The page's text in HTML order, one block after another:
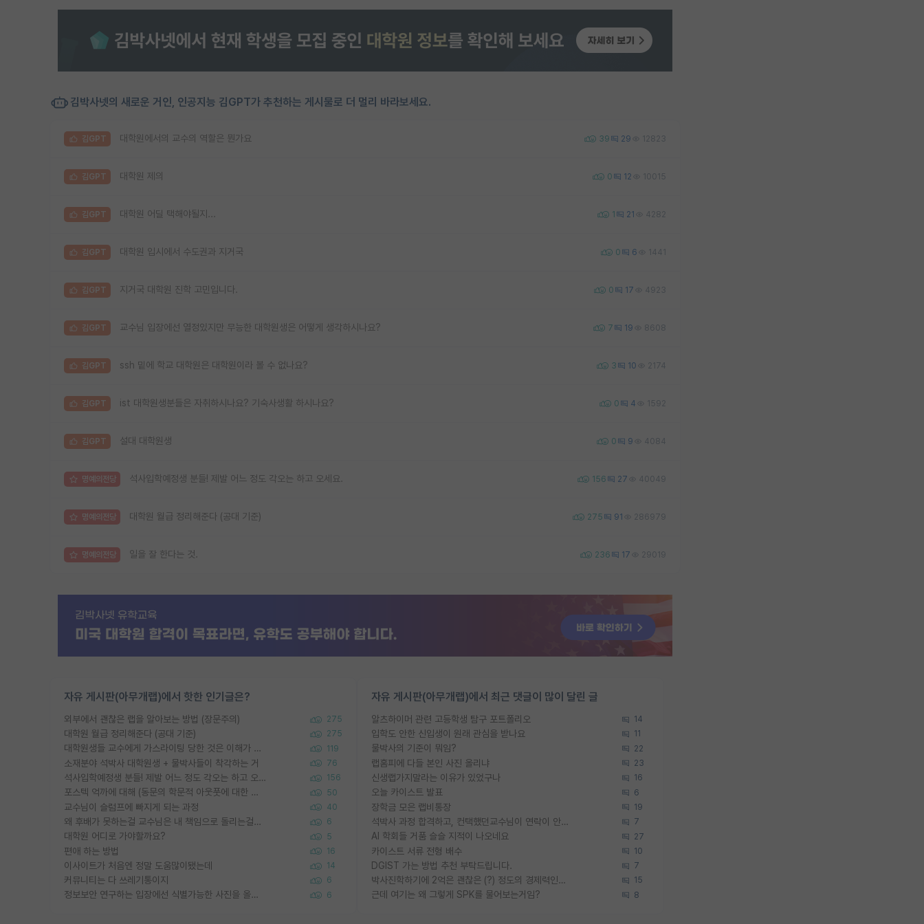
김박사넷의 새로운 거인, 인공지능 김GPT가 추천하는 게시물로 더 멀리 바라보세요.
김GPT 대학원에서의 교수의 역할은 뭔가요 39 29 12823
김GPT 대학원 제의 0 12 10015
김GPT 대학원 어딜 택해야될지... 1 21 4282
김GPT 대학원 입시에서 수도권과 지거국 0 6 1441
김GPT 지거국 대학원 진학 고민입니다. 0 17 4923
김GPT 교수님 입장에선 열정있지만 무능한 대학원생은 어떻게 생각하시나요? 7 19 8608
김GPT ssh 밑에 학교 대학원은 대학원이라 볼 수 없나요? 3 10 2174
김GPT ist 대학원생분들은 자취하시나요? 기숙사생활 하시나요? 0 4 1592
김GPT 설대 대학원생 0 9 4084
명예의전당 석사입학예정생 분들! 제발 어느 정도 각오는 하고 오세요. 156 27 40049
명예의전당 대학원 월급 정리해준다 (공대 기준) 275 91 286979
명예의전당 일을 잘 한다는 것. 236 17 29019
자유 게시판(아무개랩)에서 핫한 인기글은?
외부에서 괜찮은 랩을 알아보는 방법 (장문주의) 275
대학원 월급 정리해준다 (공대 기준) 275
대학원생들 교수에게 가스라이팅 당한 것은 이해가 갑니다. 안타깝네요. 119
소재분야 석박사 대학원생 + 물박사들이 착각하는 거 76
석사입학예정생 분들! 제발 어느 정도 각오는 하고 오세요. 156
포스텍 억까에 대해 (동문의 학문적 아웃풋에 대한 반박) 50
교수님이 슬럼프에 빠지게 되는 과정 40
왜 후배가 못하는걸 교수님은 내 책임으로 돌리는걸까요? 6
대학원 어디로 가야할까요? 5
편애 하는 방법 16
이사이트가 처음엔 정말 도움많이됐는데 14
커뮤니티는 다 쓰레기통이지 6
정보보안 연구하는 입장에선 식별가능한 사진을 올리는건 비추이긴함 6
자유 게시판(아무개랩)에서 최근 댓글이 많이 달린 글
알츠하이머 관련 고등학생 탐구 포트폴리오 14
입학도 안한 신입생이 원래 관심을 받나요 11
물박사의 기준이 뭐임? 22
랩홈피에 다들 본인 사진 올리냐 23
신생랩가지말라는 이유가 있었구나 16
오늘 카이스트 발표 6
장학금 모은 랩비통장 19
석박사 과정 합격하고, 컨택했던교수님이 연락이 안됩니다... 7
AI 학회들 거품 슬슬 지적이 나오네요 27
카이스트 서류 전형 배수 10
DGIST 가는 방법 추천 부탁드립니다. 7
박사진학하기에 2억은 괜찮은 (?) 정도의 경제력인가요 15
근데 여기는 왜 그렇게 SPK를 물어보는거임? 8